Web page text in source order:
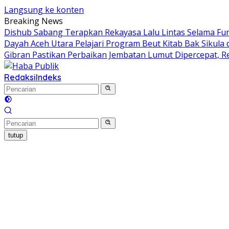
Langsung ke konten
Breaking News
Dishub Sabang Terapkan Rekayasa Lalu Lintas Selama
Dayah Aceh Utara Pelajari Program Beut Kitab Bak Sikula
Gibran Pastikan Perbaikan Jembatan Lumut Dipercepat,
RedaksiIndeks
tutup